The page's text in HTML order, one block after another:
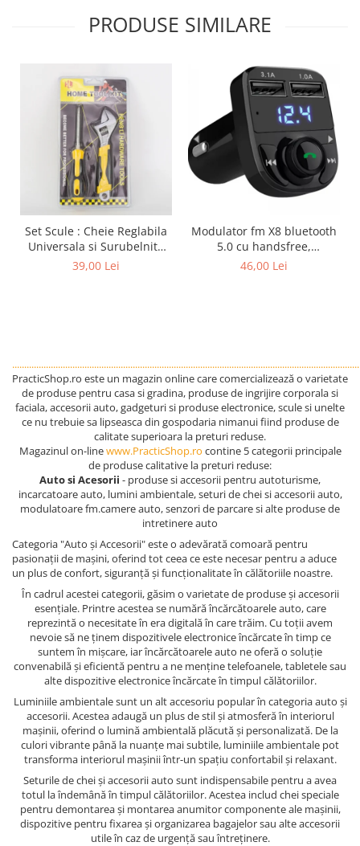
PRODUSE SIMILARE
Set Scule : Cheie Reglabila
Universala si Surubelnita
stea si dreapta
39,00 Lei
Modulator fm X8 bluetooth
5.0 cu handsfree,
modulator FM, MP3 player,
46,00 Lei
PracticShop.ro este un magazin online care comercializează o varietate
de produse pentru casa si gradina, produse de ingrijire corporala si
faciala, accesorii auto, gadgeturi si produse electronice, scule si unelte
ce nu trebuie sa lipseasca din gospodaria nimanui fiind produse de
calitate superioara la preturi reduse.
Magazinul on-linewww.PracticShop.ro contine 5 categorii principale
de produse calitative la preturi reduse:
Auto si Acesorii - produse si accesorii pentru autoturisme,
incarcatoare auto, lumini ambientale, seturi de chei si accesorii auto,
modulatoare fm.camere auto, senzori de parcare si alte produse de
intretinere auto
Categoria "Auto și Accesorii" este o adevărată comoară pentru
pasionații de mașini, oferind tot ceea ce este necesar pentru a aduce
un plus de confort, siguranță și funcționalitate în călătoriile noastre.
În cadrul acestei categorii, găsim o varietate de produse și accesorii
esențiale. Printre acestea se numără încărcătoarele auto, care
reprezintă o necesitate în era digitală în care trăim. Cu toții avem
nevoie să ne ținem dispozitivele electronice încărcate în timp ce
suntem în mișcare, iar încărcătoarele auto ne oferă o soluție
convenabilă și eficientă pentru a ne menține telefoanele, tabletele sau
alte dispozitive electronice încărcate în timpul călătoriilor.
Luminiile ambientale sunt un alt accesoriu popular în categoria auto și
accesorii. Acestea adaugă un plus de stil și atmosferă în interiorul
mașinii, oferind o lumină ambientală plăcută și personalizată. De la
culori vibrante până la nuanțe mai subtile, luminiile ambientale pot
transforma interiorul mașinii într-un spațiu confortabil și relaxant.
Seturile de chei și accesorii auto sunt indispensabile pentru a avea
totul la îndemână în timpul călătoriilor. Acestea includ chei speciale
pentru demontarea și montarea anumitor componente ale mașinii,
dispozitive pentru fixarea și organizarea bagajelor sau alte accesorii
utile în caz de urgență sau întreținere.